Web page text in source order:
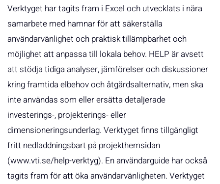
Verktyget har tagits fram i Excel och utvecklats i nära
samarbete med hamnar för att säkerställa
användarvänlighet och praktisk tillämpbarhet och
möjlighet att anpassa till lokala behov. HELP är avsett
att stödja tidiga analyser, jämförelser och diskussioner
kring framtida elbehov och åtgärdsalternativ, men ska
inte användas som eller ersätta detaljerade
investerings-, projekterings- eller
dimensioneringsunderlag. Verktyget finns tillgängligt
fritt nedladdningsbart på projekthemsidan
(www.vti.se/help-verktyg). En användarguide har också
tagits fram för att öka användarvänligheten. Verktyget